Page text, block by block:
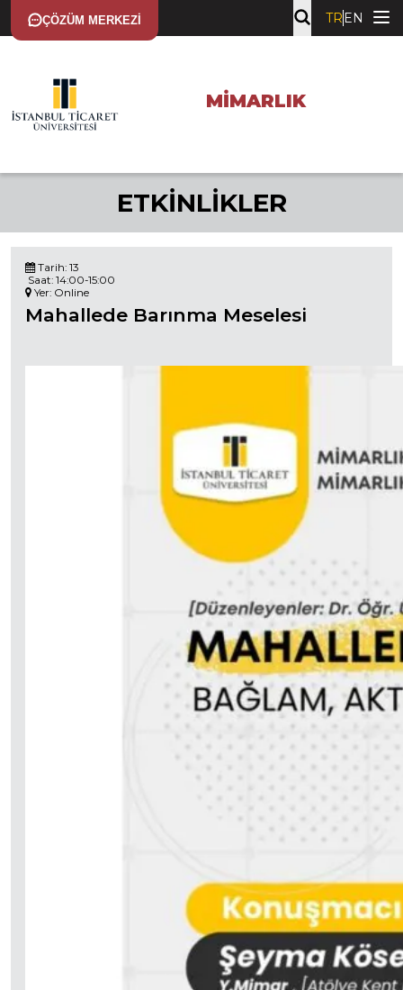
ÇÖZÜM MERKEZI TR EN
MIMARLIK
ETKINLIKLER
Tarih: 13
Saat: 14:00-15:00
Yer: Online
Mahallede Barınma Meselesi